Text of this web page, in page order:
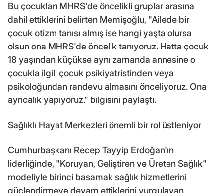
Bu çocukları MHRS'de öncelikli gruplar arasına
dahil ettiklerini belirten Memişoğlu, "Ailede bir
çocuk otizm tanısı almış ise hangi yaşta olursa
olsun ona MHRS'de öncelik tanıyoruz. Hatta çocuk
18 yaşından küçükse aynı zamanda annesine o
çocukla ilgili çocuk psikiyatristinden veya
psikoloğundan randevu almasını önceliyoruz. Ona
ayrıcalık yapıyoruz." bilgisini paylaştı.
Sağlıklı Hayat Merkezleri önemli bir rol üstleniyor
Cumhurbaşkanı Recep Tayyip Erdoğan'ın
liderliğinde, "Koruyan, Geliştiren ve Üreten Sağlık"
modeliyle birinci basamak sağlık hizmetlerini
güçlendirmeye devam ettiklerini vurgulayan